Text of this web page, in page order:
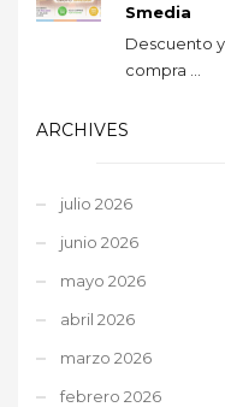
Smedia
Descuento
compra ...
ARCHIVES
julio 2026
junio 2026
mayo 2026
abril 2026
marzo 2026
febrero 2026